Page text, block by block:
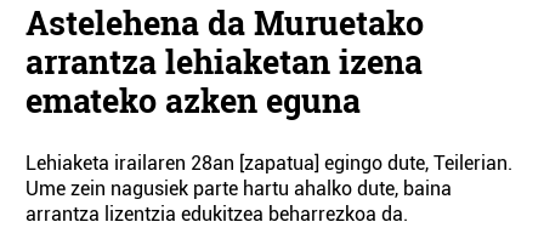
Astelehena da Muruetako
arrantza lehiaketan izena
emateko azken eguna
Lehiaketa irailaren 28an [zapatua] egingo dute, Teilerian.
Ume zein nagusiek parte hartu ahalko dute, baina
arrantza lizentzia edukitzea beharrezkoa da.